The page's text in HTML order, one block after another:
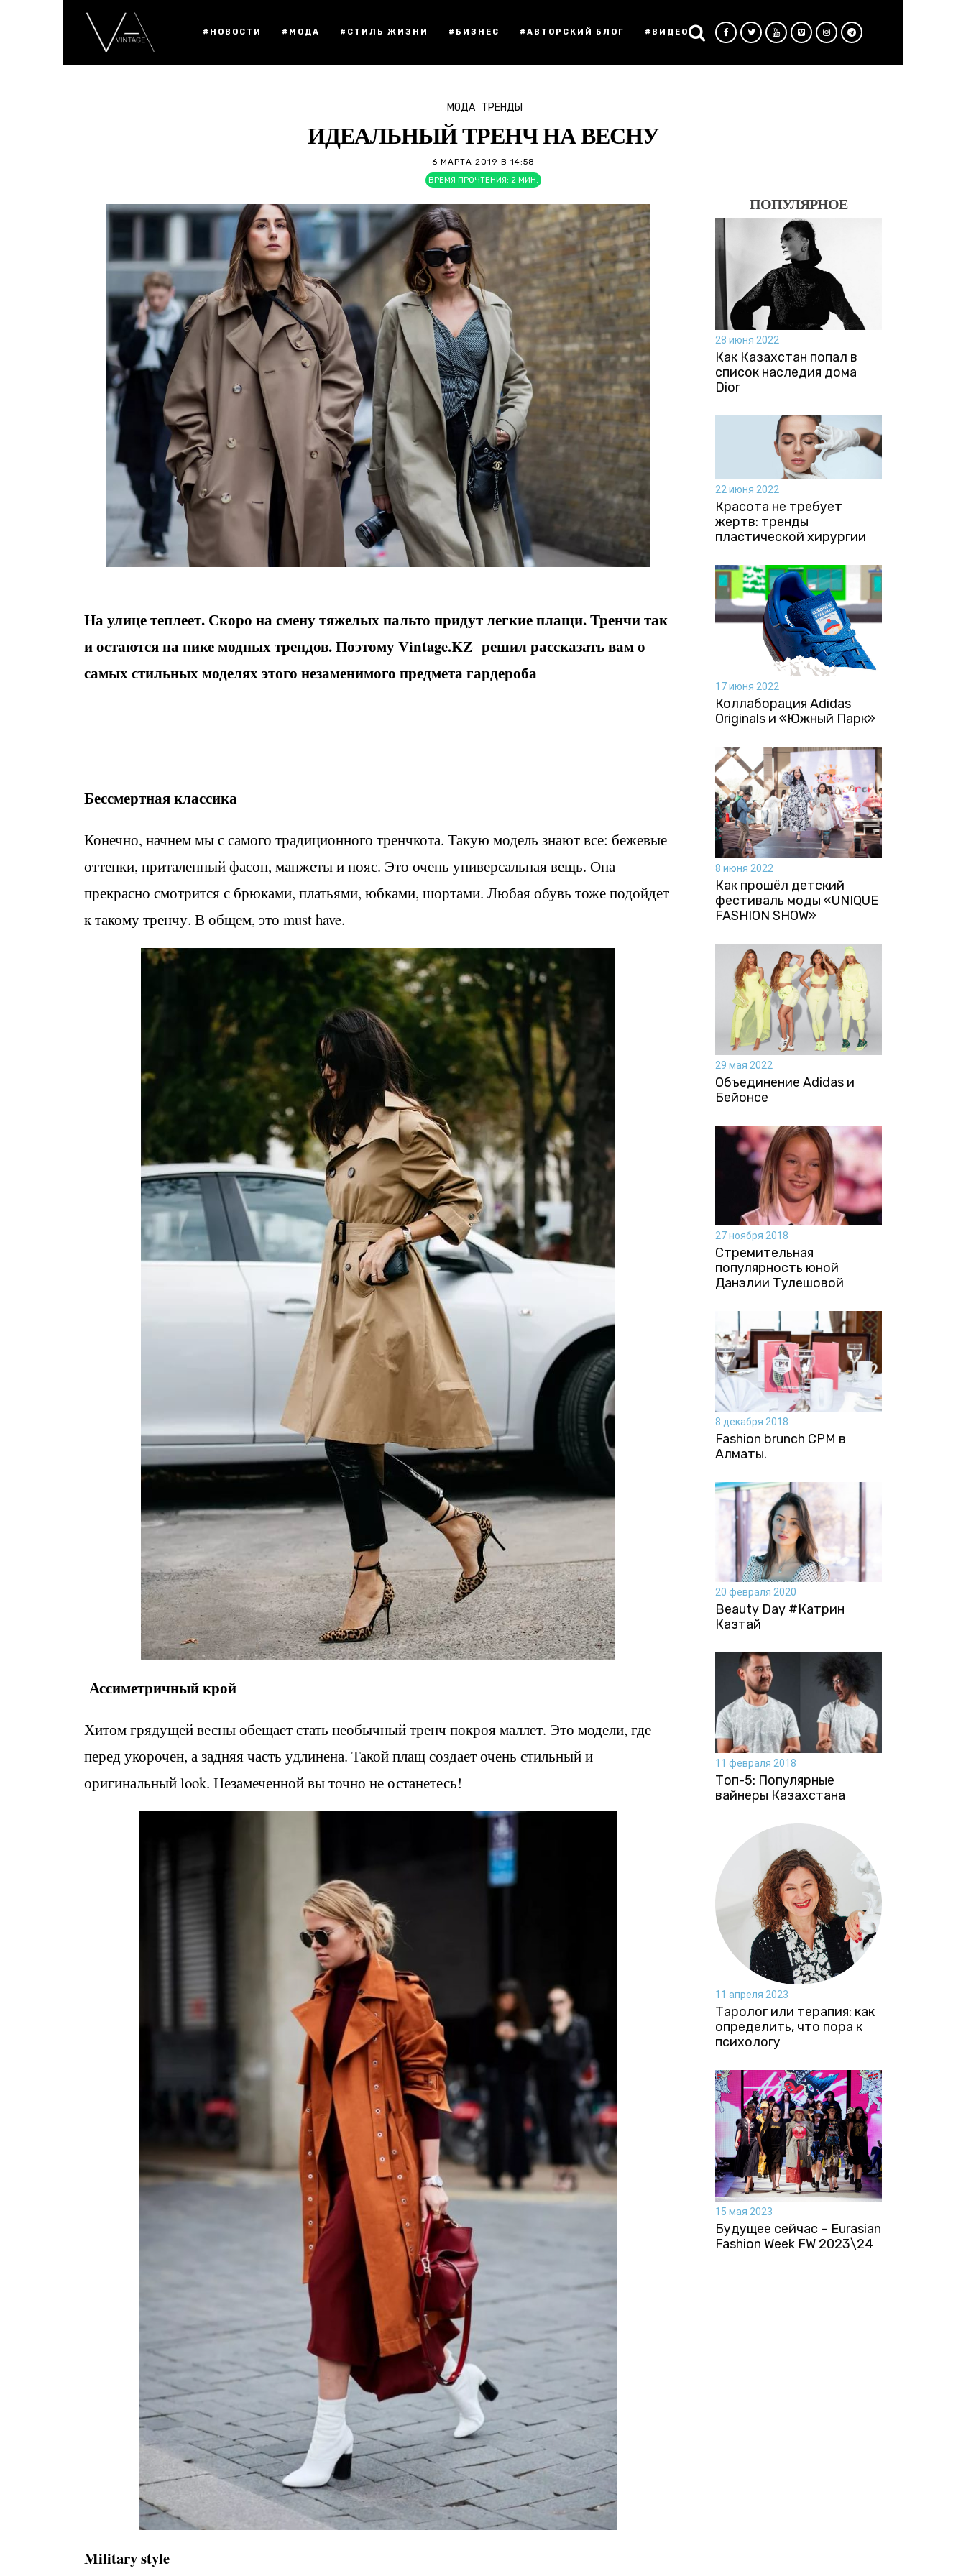
#НОВОСТИ #МОДА #СТИЛЬ ЖИЗНИ #БИЗНЕС #АВТОРСКИЙ БЛОГ #ВИДЕО
МОДА ТРЕНДЫ
ИДЕАЛЬНЫЙ ТРЕНЧ НА ВЕСНУ
6 МАРТА 2019 В 14:58
ВРЕМЯ ПРОЧТЕНИЯ: 2 МИН.
На улице теплеет. Скоро на смену тяжелых пальто придут легкие плащи. Тренчи так
и остаются на пике модных трендов. Поэтому Vintage.KZ решил рассказать вам о
самых стильных моделях этого незаменимого предмета гардероба
Бессмертная классика
Конечно, начнем мы с самого традиционного тренчкота. Такую модель знают все: бежевые
оттенки, приталенный фасон, манжеты и пояс. Это очень универсальная вещь. Она
прекрасно смотрится с брюками, платьями, юбками, шортами. Любая обувь тоже подойдет
к такому тренчу. В общем, это must have.
Ассиметричный крой
Хитом грядущей весны обещает стать необычный тренч покроя маллет. Это модели, где
перед укорочен, а задняя часть удлинена. Такой плащ создает очень стильный и
оригинальный look. Незамеченной вы точно не останетесь!
Militarystyle
ПОПУЛЯРНОЕ
28 июня 2022
Как Казахстан попал в
список наследия дома
Dior
22 июня 2022
Красота не требует
жертв: тренды
пластической хирургии
17 июня 2022
Коллаборация Аdidas
Originals и «Южный Парк»
8 июня 2022
Как прошёл детский
фестиваль моды «UNIQUE
FASHION SHOW»
29 мая 2022
Объединение Adidas и
Бейонсе
27 ноября 2018
Стремительная
популярность юной
Данэлии Тулешовой
8 декабря 2018
Fashion brunch CPM в
Алматы.
20 февраля 2020
Beauty Day #Катрин
Казтай
11 февраля 2018
Топ-5: Популярные
вайнеры Казахстана
11 апреля 2023
Таролог или терапия: как
определить, что пора к
психологу
15 мая 2023
Будущее сейчас – Eurasian
Fashion Week FW 2023\24